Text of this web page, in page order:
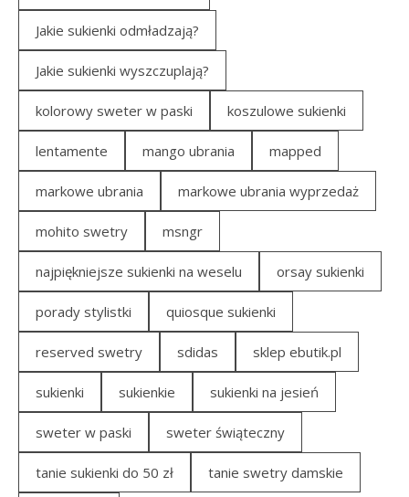
Jakie sukienki odmładzają?
Jakie sukienki wyszczuplają?
kolorowy sweter w paski koszulowe sukienki
lentamente mango ubrania mapped
markowe ubrania markowe ubrania wyprzedaż
mohito swetry msngr
najpiękniejsze sukienki na weselu orsay sukienki
porady stylistki quiosque sukienki
reserved swetry sdidas sklep ebutik.pl
sukienki sukienkie sukienki na jesień
sweter w paski sweter świąteczny
tanie sukienki do 50 zł tanie swetry damskie